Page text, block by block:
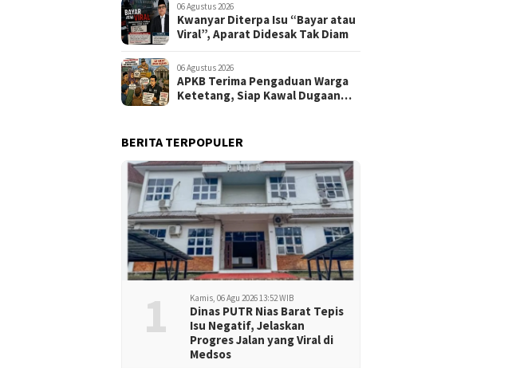
06 Agustus 2026
Kwanyar Diterpa Isu “Bayar atau
Viral”, Aparat Didesak Tak Diam
06 Agustus 2026
APKB Terima Pengaduan Warga
Ketetang, Siap Kawal Dugaan
BERITA TERPOPULER
1 Kamis, 06 Agu 2026 13:52 WIB
Dinas PUTR Nias Barat Tepis
Isu Negatif, Jelaskan
Progres Jalan yang Viral di
Medsos